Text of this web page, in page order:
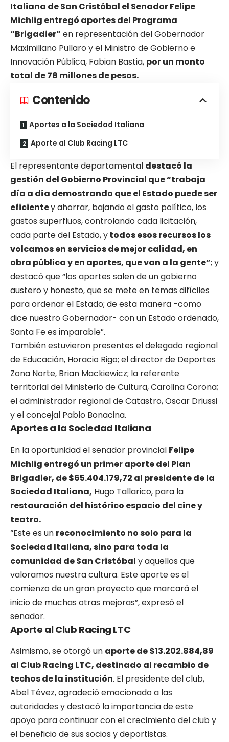
Italiana de San Cristóbal el Senador Felipe
Michlig entregó aportes del Programa
“Brigadier” en representación del Gobernador
Maximiliano Pullaro y el Ministro de Gobierno e
Innovación Pública, Fabian Bastia, por un monto
total de 78 millones de pesos.
Contenido
Aportes a la Sociedad Italiana
Aporte al Club Racing LTC
El representante departamental destacó la
gestión del Gobierno Provincial que “trabaja
día a día demostrando que el Estado puede ser
eficientey ahorrar, bajando el gasto político, los
gastos superfluos, controlando cada licitación,
cada parte del Estado, ytodos esos recursos los
volcamos en servicios de mejor calidad, en
obra pública y en aportes, que van a la gente”; y
destacó que “los aportes salen de un gobierno
austero y honesto, que se mete en temas difíciles
para ordenar el Estado; de esta manera -como
dice nuestro Gobernador- con un Estado ordenado,
Santa Fe es imparable”.
También estuvieron presentes el delegado regional
de Educación, Horacio Rigo; el director de Deportes
Zona Norte, Brian Mackiewicz; la referente
territorial del Ministerio de Cultura, Carolina Corona;
el administrador regional de Catastro, Oscar Driussi
y el concejal Pablo Bonacina.
Aportes a la Sociedad Italiana
En la oportunidad el senador provincial Felipe
Michlig entregó un primer aporte del Plan
Brigadier, de $65.404.179,72 al presidente de la
Sociedad Italiana, Hugo Tallarico, para la
restauración del histórico espacio del cine y
teatro.
“Este es un reconocimiento no solo para la
Sociedad Italiana, sino para toda la
comunidad de San Cristóbal y aquellos que
valoramos nuestra cultura. Este aporte es el
comienzo de un gran proyecto que marcará el
inicio de muchas otras mejoras”, expresó el
senador.
Aporte al Club Racing LTC
Asimismo, se otorgó un aporte de $13.202.884,89
al Club Racing LTC, destinado al recambio de
techos de la institución. El presidente del club,
Abel Tévez, agradeció emocionado a las
autoridades y destacó la importancia de este
apoyo para continuar con el crecimiento del club y
el beneficio de sus socios y deportistas.